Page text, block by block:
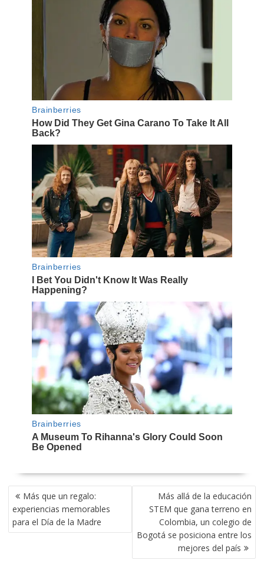
NAVEGACIÓN
DE
ENTRADAS
Más que un regalo:
experiencias memorables
para el Día de la Madre
Más allá de la educación
STEM que gana terreno en
Colombia, un colegio de
Bogotá se posiciona entre los
mejores del país